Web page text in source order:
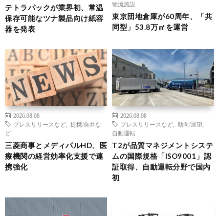
テトラパックが業界初、常温
保存可能なツナ製品向け紙容
器を発表
物流施設
東京団地倉庫が60周年、「共
同型」53.8万㎡を運営
2026.08.08
プレスリリースなど
提携/合弁な
ど
三菱商事とメディパルHD、医
療機関の経営効率化支援で連
携強化
2026.08.08
プレスリリースなど
動向/展望
自動運転
T2が品質マネジメントシステ
ムの国際規格「ISO9001」認
証取得、自動運転分野で国内
初